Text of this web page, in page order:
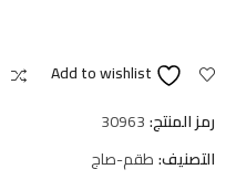
Add to wishlist
رمز المنتج:30963
التصنيف:طقم-صاج